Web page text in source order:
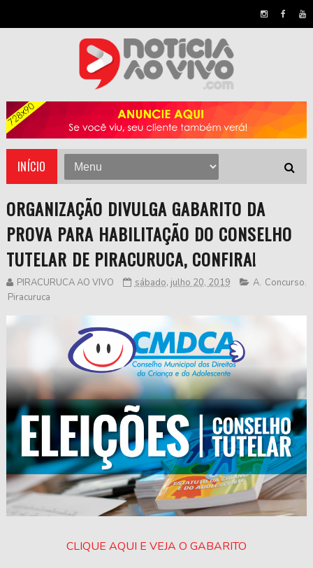
INÍCIO
ORGANIZAÇÃO DIVULGA GABARITO DA
PROVA PARA HABILITAÇÃO DO CONSELHO
TUTELAR DE PIRACURUCA, CONFIRA!
PIRACURUCA AO VIVO sábado, julho 20, 2019 A, Concurso,
Piracuruca
CLIQUE AQUI E VEJA O GABARITO